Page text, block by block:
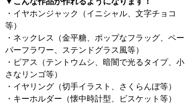
・イヤホンジャック（イニシャル、文字チョコ
等）
・ネックレス（金平糖、ポップなフラッグ、ペー
パーフラワー、ステンドグラス風等）
・ピアス（テントウムシ、暗闇で光るタイプ、小
さなリンゴ等）
・イヤリング（切手イラスト、さくらんぼ等）
・キーホルダー（懐中時計型、ビスケット等）